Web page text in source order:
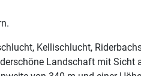
Kellischlucht,
Landschaft mit Sicht